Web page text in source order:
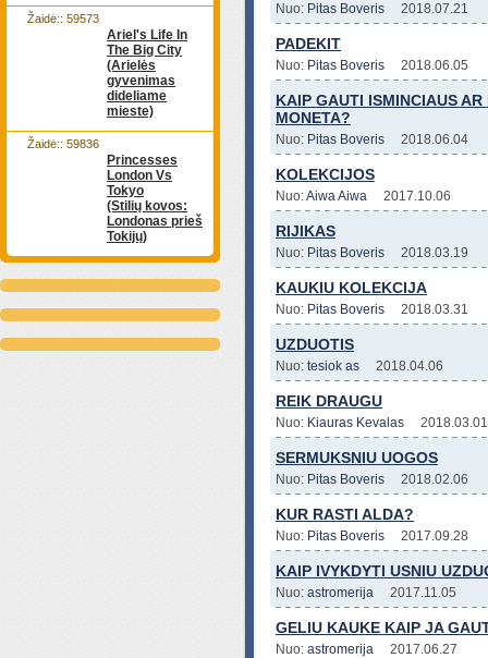
Ariel's Life In
The Big City
(Arielės
gyvenimas
dideliame
mieste)
Žaidė:: 59573
Princesses
London Vs
Tokyo
(Stilių kovos:
Londonas prieš
Tokijų)
Žaidė:: 59836
Nuo: Pitas Boveris 2018.07.21
PADEKIT
Nuo: Pitas Boveris 2018.06.05
KAIP GAUTI ISMINCIAUS
MONETA?
Nuo: Pitas Boveris 2018.06.04
KOLEKCIJOS
Nuo:Aiwa Aiwa 2017.10.06
RIJIKAS
Nuo: Pitas Boveris 2018.03.19
KAUKIU KOLEKCIJA
Nuo: Pitas Boveris 2018.03.31
UZDUOTIS
Nuo: tesiok as 2018.04.06
REIK DRAUGU
Nuo: Kiauras Kevalas 2018.03.01
SERMUKSNIU UOGOS
Nuo: Pitas Boveris 2018.02.06
KUR RASTI ALDA?
Nuo: Pitas Boveris 2017.09.28
KAIP IVYKDYTI USNIU
Nuo: astromerija 2017.11.05
GELIU KAUKE KAIP JA
Nuo: astromerija 2017.06.27